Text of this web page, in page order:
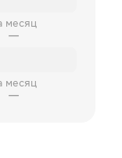
месяц
—
месяц
—